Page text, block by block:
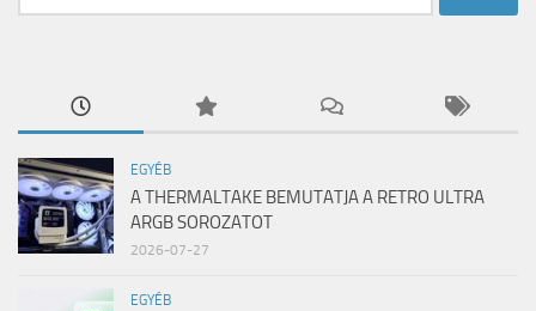
EGYÉB
A THERMALTAKE BEMUTATJA A RETRO ULTRA
ARGB SOROZATOT
2026-07-27
EGYÉB